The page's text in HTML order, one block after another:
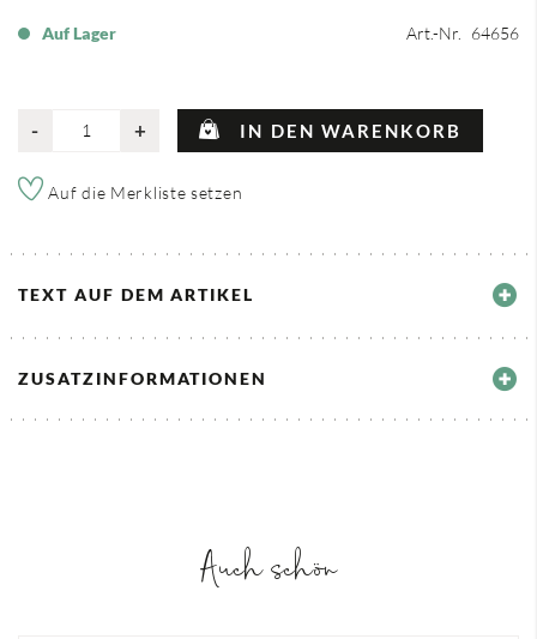
Auf Lager Art.-Nr. 64656
- + IN DEN WARENKORB
Auf die Merkliste setzen
TEXT AUF DEM ARTIKEL
ZUSATZINFORMATIONEN
Auch schön